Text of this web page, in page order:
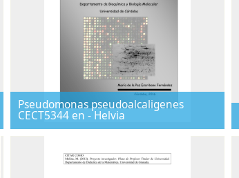
Pseudomonas pseudoalcaligenes
CECT5344 en - Helvia